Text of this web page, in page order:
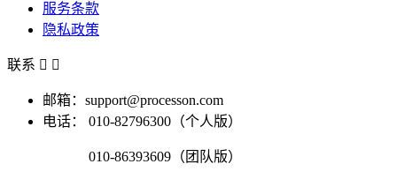
服务条款
隐私政策
联系  
邮箱：support@processon.com
电话：
010-82796300（个人版）
010-86393609（团队版）